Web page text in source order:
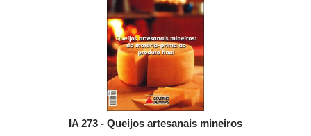
IA 273 - Queijos artesanais mineiros